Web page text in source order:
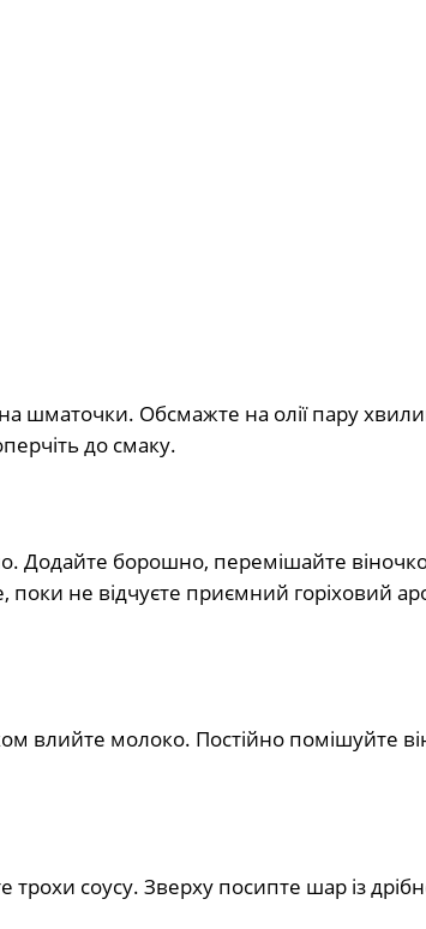
шматочки. Обсмажте на олії пару
до смаку.
Додайте борошно, перемішайте
поки не відчуєте приємний горіховий
влийте молоко. Постійно помішуйте
соусу. Зверху посипте шар із